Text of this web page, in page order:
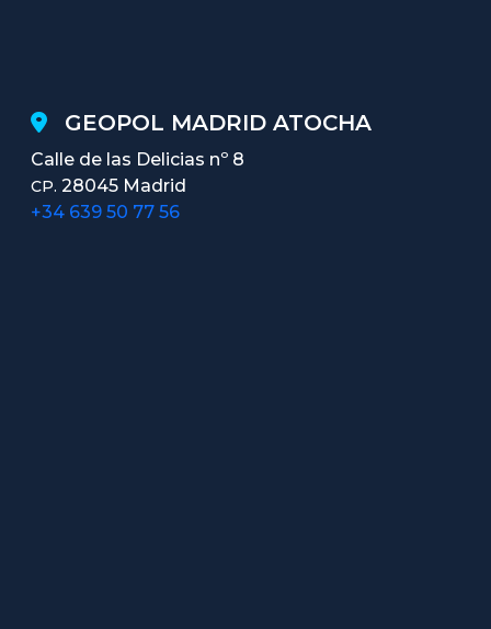
GEOPOL MADRID ATOCHA
Calle de las Delicias nº 8
CP. 28045 Madrid
+34 639 50 77 56